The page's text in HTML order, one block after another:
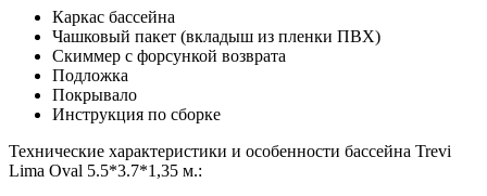
Каркас бассейна
Чашковый пакет (вкладыш из пленки ПВХ)
Скиммер с форсункой возврата
Подложка
Покрывало
Инструкция по сборке
Технические характеристики и особенности бассейна Trevi
Lima Oval 5.5*3.7*1,35 м.: